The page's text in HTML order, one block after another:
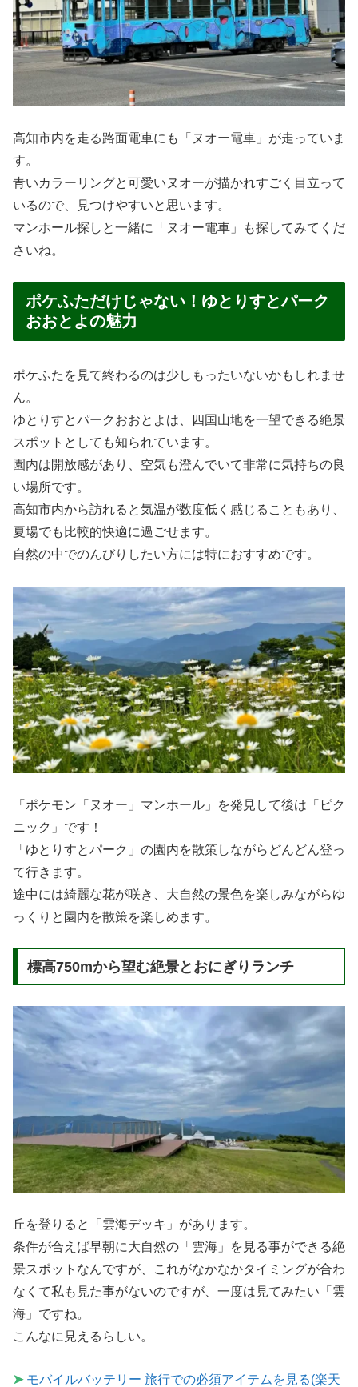
高知市内を走る路面電車にも「ヌオー電車」が走っていま
す。
青いカラーリングと可愛いヌオーが描かれすごく目立って
いるので、見つけやすいと思います。
マンホール探しと一緒に「ヌオー電車」も探してみてくだ
さいね。
ポケふただけじゃない！ゆとりすとパーク
おおとよの魅力
ポケふたを見て終わるのは少しもったいないかもしれませ
ん。
ゆとりすとパークおおとよは、四国山地を一望できる絶景
スポットとしても知られています。
園内は開放感があり、空気も澄んでいて非常に気持ちの良
い場所です。
高知市内から訪れると気温が数度低く感じることもあり、
夏場でも比較的快適に過ごせます。
自然の中でのんびりしたい方には特におすすめです。
「ポケモン「ヌオー」マンホール」を発見して後は「ピク
ニック」です！
「ゆとりすとパーク」の園内を散策しながらどんどん登っ
て行きます。
途中には綺麗な花が咲き、大自然の景色を楽しみながらゆ
っくりと園内を散策を楽しめます。
標高750mから望む絶景とおにぎりランチ
丘を登りると「雲海デッキ」があります。
条件が合えば早朝に大自然の「雲海」を見る事ができる絶
景スポットなんですが、これがなかなかタイミングが合わ
なくて私も見た事がないのですが、一度は見てみたい「雲
海」ですね。
こんなに見えるらしい。
➤ モバイルバッテリー 旅行での必須アイテムを見る(楽天